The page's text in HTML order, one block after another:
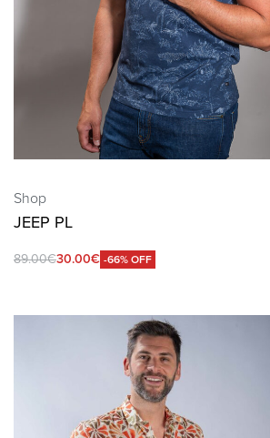
Shop
JEEP PL
89.00€30.00€ -66% OFF